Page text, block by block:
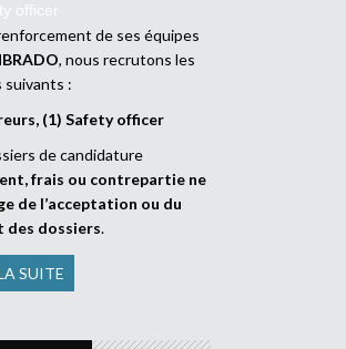
officer
de ses équipes
, nous recrutons les
suivants :
(1) Safety officer
de candidature
frais ou contrepartie ne
de l’acceptation ou du
dossiers.
SUITE